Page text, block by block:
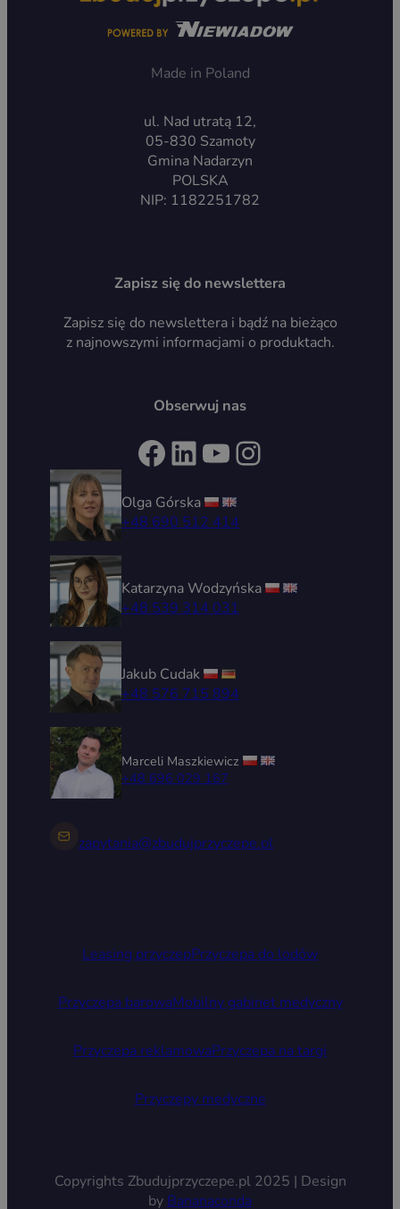
Made in Poland
ul. Nad utratą 12,
05-830 Szamoty
Gmina Nadarzyn
POLSKA
NIP: 1182251782
Zapisz się do newslettera
Zapisz się do newslettera i bądź na bieżąco
z najnowszymi informacjami o produktach.
Obserwuj nas
Facebook LinkedIn YouTube Instagram
Olga Górska
+48 690 512 414
Katarzyna Wodzyńska
+48 539 314 031
Jakub Cudak
+48 576 715 894
Marceli Maszkiewicz
+48 696 029 167
zapytania@zbudujprzyczepe.pl
Leasing przyczepPrzyczepa do lodów
Przyczepa barowaMobilny gabinet medyczny
Przyczepa reklamowaPrzyczepa na targi
Przyczepy medyczne
Copyrights Zbudujprzyczepe.pl 2025 | Design
by Bananaconda